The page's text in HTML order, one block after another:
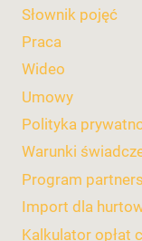
Słownik pojęć
Praca
Wideo
Umowy
Polityka
Warunki
Program
Import dla
Kalkulator opłat